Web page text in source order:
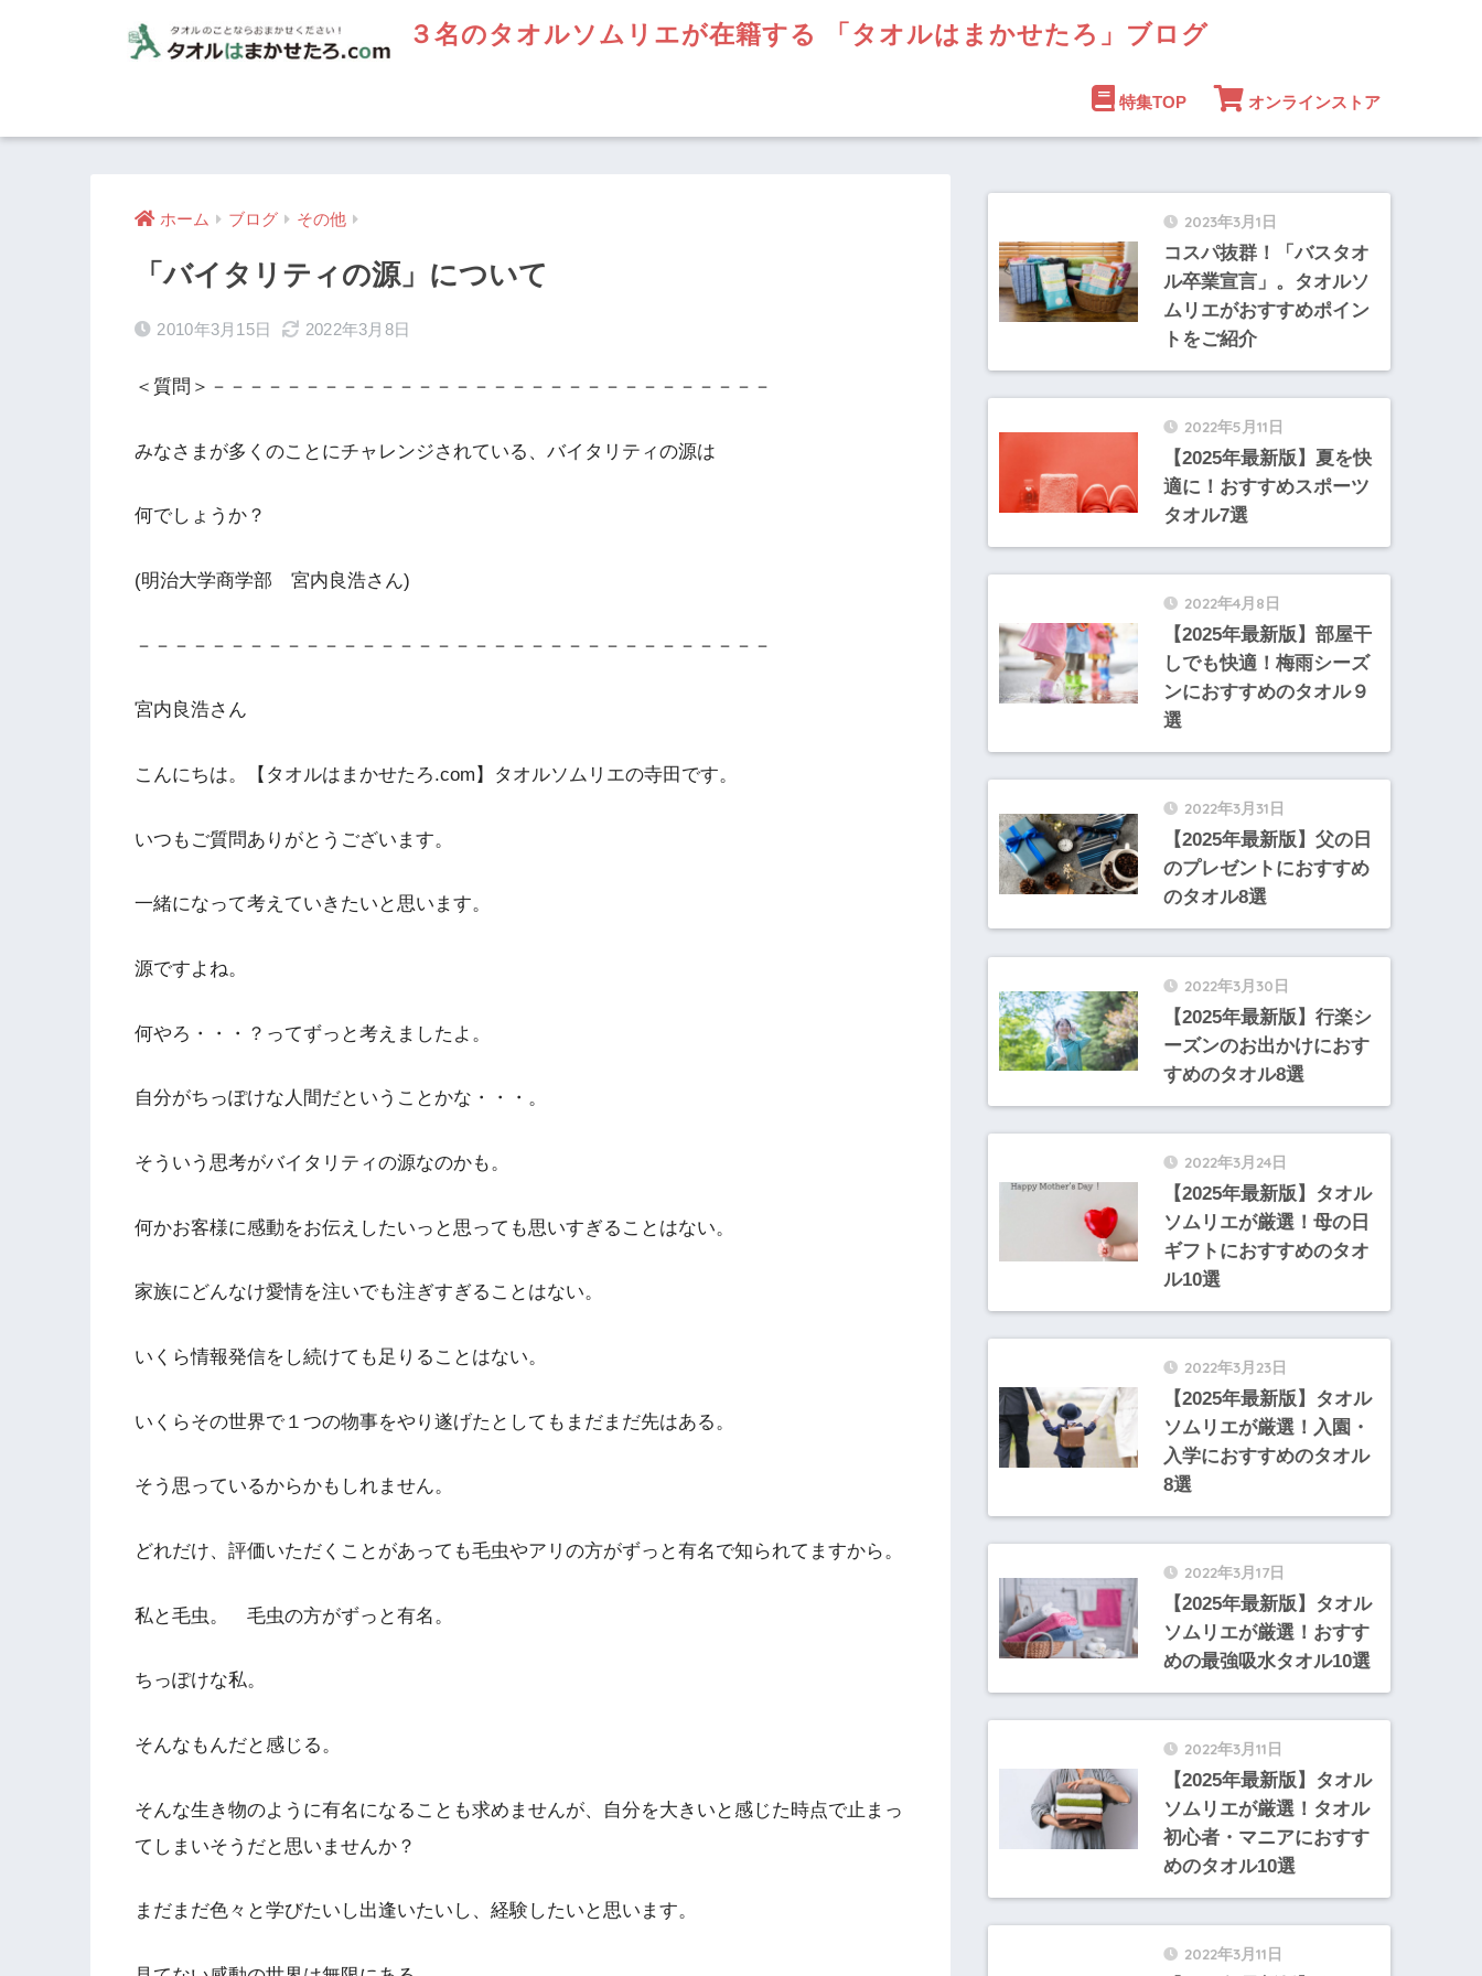
３名のタオルソムリエが在籍する 「タオルはまかせたろ」ブログ
特集TOP オンラインストア
ホーム ブログ その他
「バイタリティの源」について
2010年3月15日 2022年3月8日
＜質問＞－－－－－－－－－－－－－－－－－－－－－－－－－－－－－－
みなさまが多くのことにチャレンジされている、バイタリティの源は
何でしょうか？
(明治大学商学部 宮内良浩さん)
－－－－－－－－－－－－－－－－－－－－－－－－－－－－－－－－－－
宮内良浩さん
こんにちは。【タオルはまかせたろ.com】タオルソムリエの寺田です。
いつもご質問ありがとうございます。
一緒になって考えていきたいと思います。
源ですよね。
何やろ・・・？ってずっと考えましたよ。
自分がちっぽけな人間だということかな・・・。
そういう思考がバイタリティの源なのかも。
何かお客様に感動をお伝えしたいっと思っても思いすぎることはない。
家族にどんなけ愛情を注いでも注ぎすぎることはない。
いくら情報発信をし続けても足りることはない。
いくらその世界で１つの物事をやり遂げたとしてもまだまだ先はある。
そう思っているからかもしれません。
どれだけ、評価いただくことがあっても毛虫やアリの方がずっと有名で知られてますから。
私と毛虫。 毛虫の方がずっと有名。
ちっぽけな私。
そんなもんだと感じる。
そんな生き物のように有名になることも求めませんが、自分を大きいと感じた時点で止まっ
てしまいそうだと思いませんか？
まだまだ色々と学びたいし出逢いたいし、経験したいと思います。
2023年3月1日
コスパ抜群！「バスタオ
ル卒業宣言」。タオルソ
ムリエがおすすめポイン
トをご紹介
2022年5月11日
【2025年最新版】夏を快
適に！おすすめスポーツ
タオル7選
2022年4月8日
【2025年最新版】部屋干
しでも快適！梅雨シーズ
ンにおすすめのタオル９
選
2022年3月31日
【2025年最新版】父の日
のプレゼントにおすすめ
のタオル8選
2022年3月30日
【2025年最新版】行楽シ
ーズンのお出かけにおす
すめのタオル8選
2022年3月24日
【2025年最新版】タオル
ソムリエが厳選！母の日
ギフトにおすすめのタオ
ル10選
2022年3月23日
【2025年最新版】タオル
ソムリエが厳選！入園・
入学におすすめのタオル
8選
2022年3月17日
【2025年最新版】タオル
ソムリエが厳選！おすす
めの最強吸水タオル10選
2022年3月11日
【2025年最新版】タオル
ソムリエが厳選！タオル
初心者・マニアにおすす
めのタオル10選
2022年3月11日